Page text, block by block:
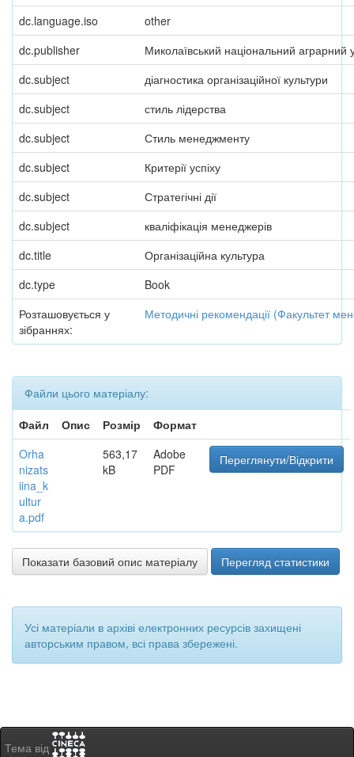
dc.language.iso
other
dc.publisher
Миколаївський національний аграрний
dc.subject
діагностика організаційної культури
dc.subject
стиль лідерства
dc.subject
Стиль менеджменту
dc.subject
Критерії успіху
dc.subject
Стратегічні дії
dc.subject
кваліфікація менеджерів
dc.title
Організаційна культура
dc.type
Book
Розташовується у
зібраннях:
Методичні рекомендації (Факультет
Файли цього матеріалу:
Файл
Опис Розмір
Формат
Orha
nizats
iina_k
ultur
a.pdf
563,17
kB
Adobe
PDF
Переглянути/Відкрити
Показати базовий опис матеріалу Перегляд статистики
Усі матеріали в архіві електронних ресурсів захищені
авторським правом, всі права збережені.
Тема від